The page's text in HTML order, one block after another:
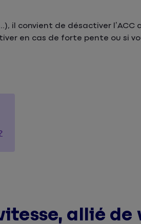
il convient de désactiver l’ACC
en cas de forte pente ou si
allié de